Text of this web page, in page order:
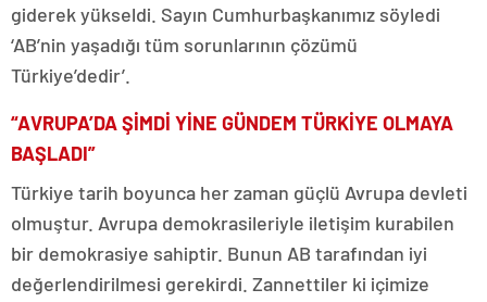
giderek yükseldi. Sayın Cumhurbaşkanımız söyledi
‘AB’nin yaşadığı tüm sorunlarının çözümü
Türkiye’dedir’.
“AVRUPA’DA ŞİMDİ YİNE GÜNDEM TÜRKİYE OLMAYA
BAŞLADI”
Türkiye tarih boyunca her zaman güçlü Avrupa devleti
olmuştur. Avrupa demokrasileriyle iletişim kurabilen
bir demokrasiye sahiptir. Bunun AB tarafından iyi
değerlendirilmesi gerekirdi. Zannettiler ki içimize